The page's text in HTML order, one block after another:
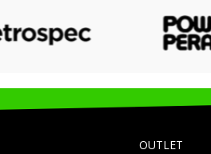
OUTLET